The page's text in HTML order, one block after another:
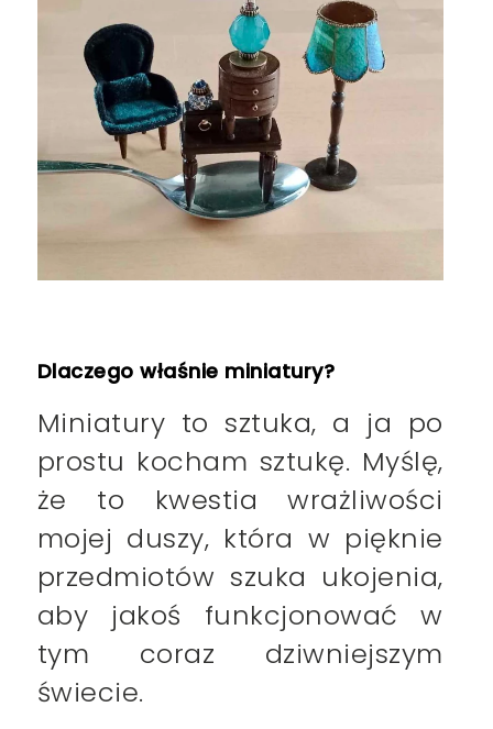
Dlaczego właśnie miniatury?
Miniatury to sztuka, a ja po
prostu kocham sztukę. Myślę,
że to kwestia wrażliwości
mojej duszy, która w pięknie
przedmiotów szuka ukojenia,
aby jakoś funkcjonować w
tym coraz dziwniejszym
świecie.